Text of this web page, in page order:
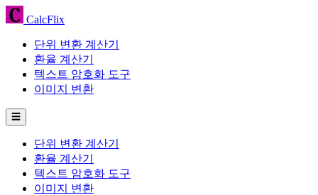
CalcFlix
단위 변환 계산기
환율 계산기
텍스트 암호화 도구
이미지 변환
☰
단위 변환 계산기
환율 계산기
텍스트 암호화 도구
이미지 변환